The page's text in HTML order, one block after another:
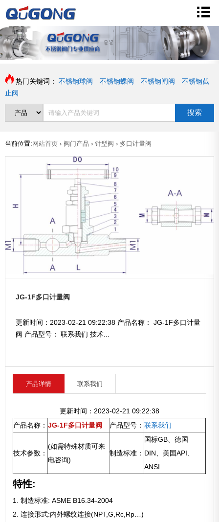
热门关键词： 不锈钢球阀 不锈钢蝶阀 不锈钢闸阀
不锈钢截
止阀
搜索
当前位置: 网站首页 › 阀门产品 › 针型阀 › 多口计量阀
JG-1F多口计量阀
更新时间：2023-02-21 09:22:38 产品名称： JG-1F多口计量
阀 产品型号： 联系我们 技术...
产品详情 联系我们
更新时间：2023-02-21 09:22:38
产品名称： JG-1F多口计量阀 产品型号： 联系我们
技术参数：
(如需特殊材质可来
电咨询)
制造标准：
国标GB、德国
DIN、美国API、
ANSI
特性:
1. 制造标准: ASME B16.34-2004
2. 连接形式:内外螺纹连接(NPT,G,Rc,Rp…)